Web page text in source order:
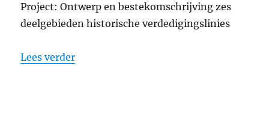
Project: Ontwerp en bestekomschrijving zes
deelgebieden historische verdedigingslinies
Lees verder“Ontwerp herinrichting Staats-